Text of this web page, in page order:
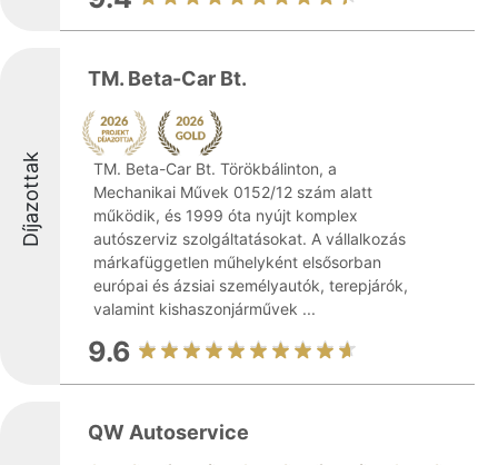
Díjazottak
TM. Beta-Car Bt.
TM. Beta-Car Bt. Törökbálinton, a
Mechanikai Művek 0152/12 szám alatt
működik, és 1999 óta nyújt komplex
autószerviz szolgáltatásokat. A vállalkozás
márkafüggetlen műhelyként elsősorban
európai és ázsiai személyautók, terepjárók,
valamint kishaszonjárművek ...
9.6
QW Autoservice